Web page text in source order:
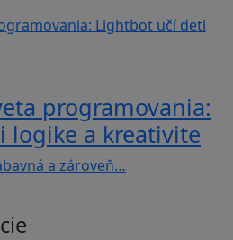
programovania:
logike a kreativite
a zároveň…